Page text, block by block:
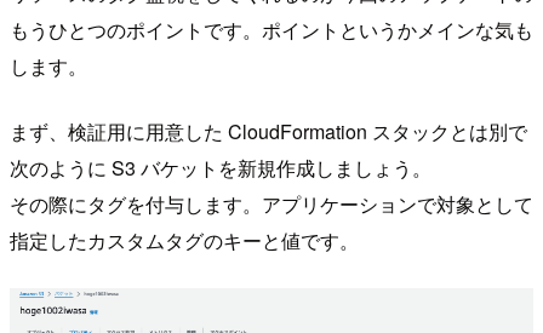
もうひとつのポイントです。ポイントというかメインな気も
します。
まず、検証用に用意した CloudFormation スタックとは別で
次のように S3 バケットを新規作成しましょう。
その際にタグを付与します。アプリケーションで対象として
指定したカスタムタグのキーと値です。